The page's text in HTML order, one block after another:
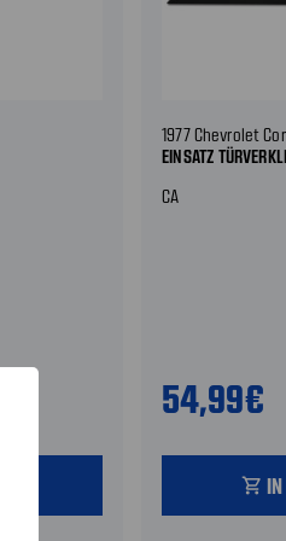
1977 Chevrolet
EINSATZ
CA
54,99€
shopping_cart